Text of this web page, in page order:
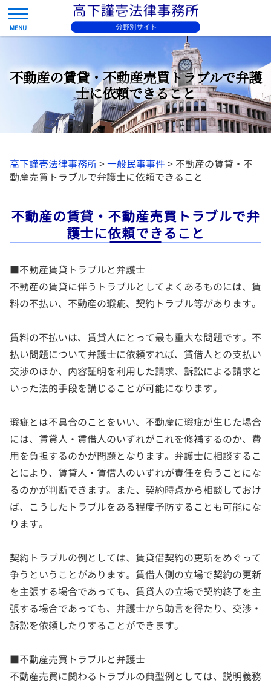
不動産の賃貸・不動産売買トラブルで弁護
士に依頼できること
高下謹壱法律事務所> 一般民事事件 > 不動産の賃貸・不
動産売買トラブルで弁護士に依頼できること
不動産の賃貸・不動産売買トラブルで弁
護士に依頼できること
■不動産賃貸トラブルと弁護士
不動産の賃貸に伴うトラブルとしてよくあるものには、賃
料の不払い、不動産の瑕疵、契約トラブル等があります。
賃料の不払いは、賃貸人にとって最も重大な問題です。不
払い問題について弁護士に依頼すれば、賃借人との支払い
交渉のほか、内容証明を利用した請求、訴訟による請求と
いった法的手段を講じることが可能になります。
瑕疵とは不具合のことをいい、不動産に瑕疵が生じた場合
には、賃貸人・賃借人のいずれがこれを修補するのか、費
用を負担するのかが問題となります。弁護士に相談するこ
とにより、賃貸人・賃借人のいずれが責任を負うことにな
るのかが判断できます。また、契約時点から相談しておけ
ば、こうしたトラブルをある程度予防することも可能にな
ります。
契約トラブルの例としては、賃貸借契約の更新をめぐって
争うということがあります。賃借人側の立場で契約の更新
を主張する場合であっても、賃貸人の立場で契約終了を主
張する場合であっても、弁護士から助言を得たり、交渉・
訴訟を依頼したりすることができます。
■不動産売買トラブルと弁護士
不動産売買に関わるトラブルの典型例としては、説明義務